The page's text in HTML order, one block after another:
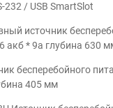
232 / USB SmartSlot
источник
акб * 9a глубина 630
бесперебойного
405 мм